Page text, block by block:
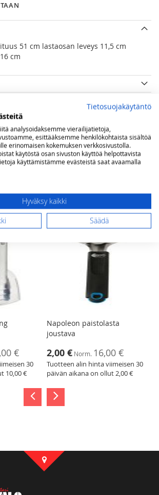
51 cm lastaosan leveys 11,5 cm
cm
OLLA KIINNOSTUNUT
NÄISTÄ TUOTTEISTA
€
30
10,00 €
SALE
Napoleon paistolasta
joustava
Tarjoushinta
2,00 € Norm. 16,00 €
Tuotteen alin hinta viimeisen 30
päivän aikana on ollut 2,00 €
Tietosuojakäytäntö
analysoidaksemme vierailijatietoja,
esittääksemme henkilökohtaista sisältöä
erinomaisen kokemuksen verkkosivustolla.
käytöstä osan sivuston käyttöä helpottavista
käyttämistämme evästeistä saat avaamalla
Hyväksy kaikki
Säädä